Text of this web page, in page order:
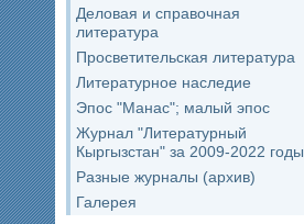
Деловая и справочная
литература
Просветительская литература
Литературное наследие
Эпос "Манас"; малый эпос
Журнал "Литературный
Кыргызстан" за 2009-2022 годы
Разные журналы (архив)
Галерея